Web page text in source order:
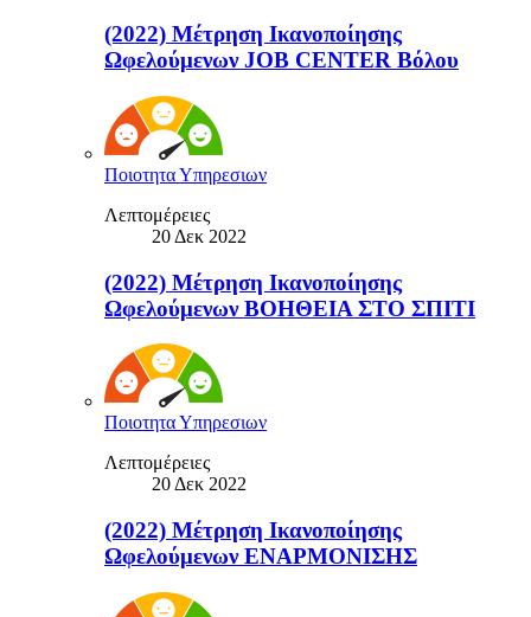
(2022) Μέτρηση Ικανοποίησης
Ωφελούμενων JOB CENTER Βόλου
Ποιοτητα Υπηρεσιων
Λεπτομέρειες
20 Δεκ 2022
(2022) Μέτρηση Ικανοποίησης
Ωφελούμενων ΒΟΗΘΕΙΑ ΣΤΟ ΣΠΙΤΙ
Ποιοτητα Υπηρεσιων
Λεπτομέρειες
20 Δεκ 2022
(2022) Μέτρηση Ικανοποίησης
Ωφελούμενων ΕΝΑΡΜΟΝΙΣΗΣ